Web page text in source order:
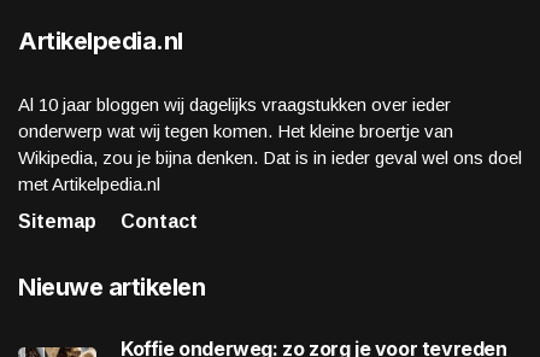
Artikelpedia.nl
Al 10 jaar bloggen wij dagelijks vraagstukken over ieder
onderwerp wat wij tegen komen. Het kleine broertje van
Wikipedia, zou je bijna denken. Dat is in ieder geval wel ons doel
met Artikelpedia.nl
Sitemap
Contact
Nieuwe artikelen
Koffie onderweg: zo zorg je voor tevreden